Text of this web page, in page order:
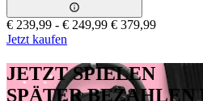
€ 239,99 - € 249,99 € 379,99
Jetzt kaufen
JETZT SPIELEN
SPÄTER